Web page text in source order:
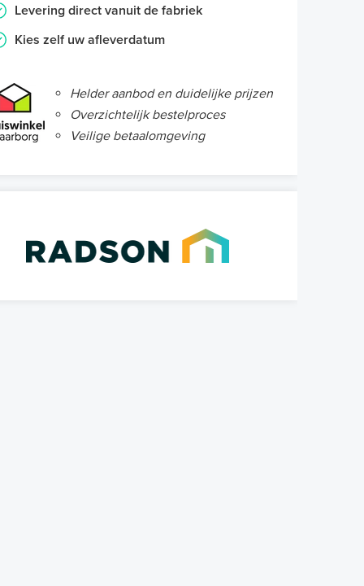
Levering direct vanuit de fabriek
Kies zelf uw afleverdatum
Helder aanbod en duidelijke prijzen
Overzichtelijk bestelproces
Veilige betaalomgeving